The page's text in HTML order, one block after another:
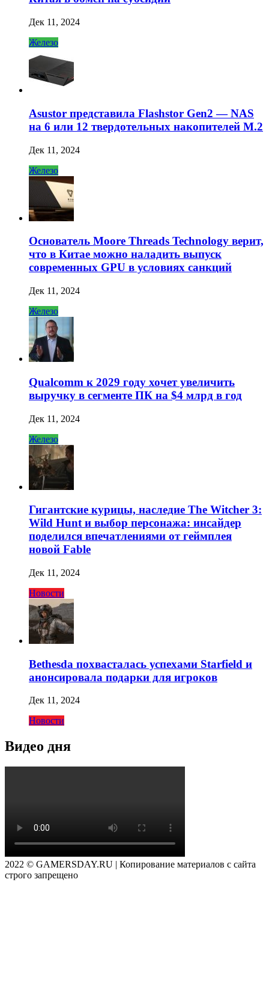
Дек 11, 2024
Железо
Asustor представила Flashstor Gen2 — NAS
на 6 или 12 твердотельных накопителей M.2
Дек 11, 2024
Железо
Основатель Moore Threads Technology верит,
что в Китае можно наладить выпуск
современных GPU в условиях санкций
Дек 11, 2024
Железо
Qualcomm к 2029 году хочет увеличить
выручку в сегменте ПК на $4 млрд в год
Дек 11, 2024
Железо
Гигантские курицы, наследие The Witcher 3:
Wild Hunt и выбор персонажа: инсайдер
поделился впечатлениями от геймплея
новой Fable
Дек 11, 2024
Новости
Bethesda похвасталась успехами Starfield и
анонсировала подарки для игроков
Дек 11, 2024
Новости
Видео дня
2022 © GAMERSDAY.RU | Копирование материалов с сайта
строго запрещено